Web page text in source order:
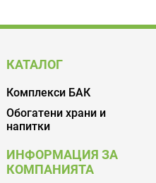
КАТАЛОГ
Комплекси БАК
Обогатени храни и
напитки
ИНФОРМАЦИЯ ЗА
КОМПАНИЯТА